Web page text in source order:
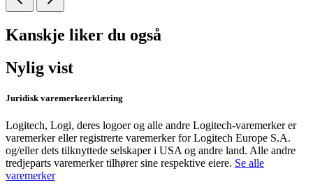
Kanskje liker du også
Nylig vist
Juridisk varemerkeerklæring
Logitech, Logi, deres logoer og alle andre Logitech-varemerker er
varemerker eller registrerte varemerker for Logitech Europe S.A.
og/eller dets tilknyttede selskaper i USA og andre land. Alle andre
tredjeparts varemerker tilhører sine respektive eiere. Se alle
varemerker